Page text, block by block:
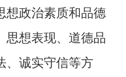
想政治素质和品德
思想表现、道德品
、诚实守信等方